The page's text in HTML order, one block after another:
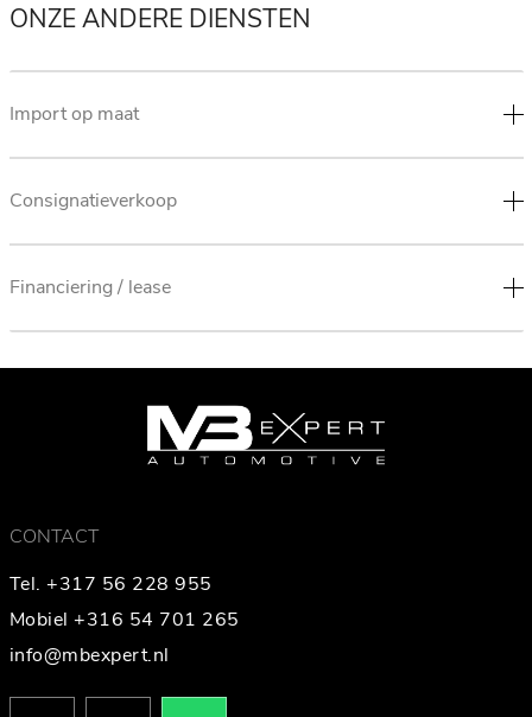
ONZE ANDERE DIENSTEN
Import op maat
Consignatieverkoop
Financiering / lease
CONTACT
Tel. +317 56 228 955
Mobiel +316 54 701 265
info@mbexpert.nl